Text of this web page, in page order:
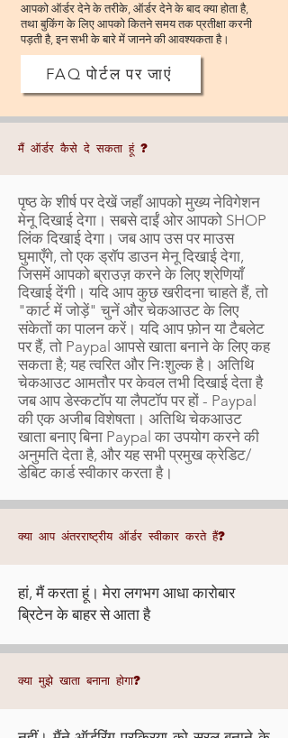
आपको ऑर्डर देने के तरीके, ऑर्डर देने के बाद क्या होता है,
तथा बुकिंग के लिए आपको कितने समय तक प्रतीक्षा करनी
पड़ती है, इन सभी के बारे में जानने की आवश्यकता है।
FAQ पोर्टल पर जाएं
मैं ऑर्डर कैसे दे सकता हूं ?
पृष्ठ के शीर्ष पर देखें जहाँ आपको मुख्य नेविगेशन
मेनू दिखाई देगा। सबसे दाईं ओर आपको SHOP
लिंक दिखाई देगा। जब आप उस पर माउस
घुमाएँगे, तो एक ड्रॉप डाउन मेनू दिखाई देगा,
जिसमें आपको ब्राउज़ करने के लिए श्रेणियाँ
दिखाई देंगी। यदि आप कुछ खरीदना चाहते हैं, तो
"कार्ट में जोड़ें" चुनें और चेकआउट के लिए
संकेतों का पालन करें। यदि आप फ़ोन या टैबलेट
पर हैं, तो Paypal आपसे खाता बनाने के लिए कह
सकता है; यह त्वरित और निःशुल्क है। अतिथि
चेकआउट आमतौर पर केवल तभी दिखाई देता है
जब आप डेस्कटॉप या लैपटॉप पर हों - Paypal
की एक अजीब विशेषता। अतिथि चेकआउट
खाता बनाए बिना Paypal का उपयोग करने की
अनुमति देता है, और यह सभी प्रमुख क्रेडिट/
डेबिट कार्ड स्वीकार करता है।
क्या आप अंतरराष्ट्रीय ऑर्डर स्वीकार करते हैं?
हां, मैं करता हूं। मेरा लगभग आधा कारोबार
ब्रिटेन के बाहर से आता है
क्या मुझे खाता बनाना होगा?